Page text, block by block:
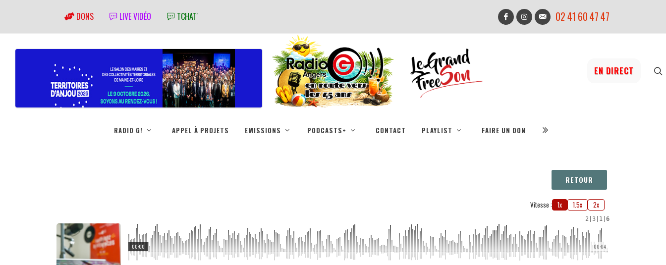
DONS LIVE VIDÉO TCHAT' 02 41 60 47 47
EN DIRECT
RADIO G! APPEL À PROJETS EMISSIONS PODCASTS+ CONTACT PLAYLIST FAIRE UN DON
RETOUR
Vitesse : 1x 1.5x 2x
2 3 1 6
00:04
00:00